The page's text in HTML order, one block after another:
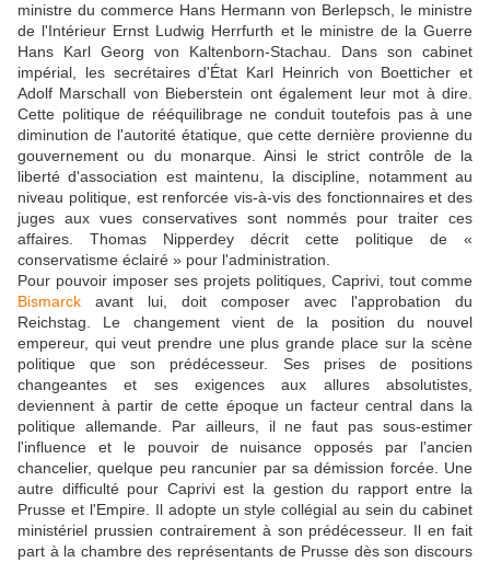
ministre du commerce Hans Hermann von Berlepsch, le ministre
de l'Intérieur Ernst Ludwig Herrfurth et le ministre de la Guerre
Hans Karl Georg von Kaltenborn-Stachau. Dans son cabinet
impérial, les secrétaires d'État Karl Heinrich von Boetticher et
Adolf Marschall von Bieberstein ont également leur mot à dire.
Cette politique de rééquilibrage ne conduit toutefois pas à une
diminution de l'autorité étatique, que cette dernière provienne du
gouvernement ou du monarque. Ainsi le strict contrôle de la
liberté d'association est maintenu, la discipline, notamment au
niveau politique, est renforcée vis-à-vis des fonctionnaires et des
juges aux vues conservatives sont nommés pour traiter ces
affaires. Thomas Nipperdey décrit cette politique de «
conservatisme éclairé » pour l'administration.
Pour pouvoir imposer ses projets politiques, Caprivi, tout comme
Bismarck avant lui, doit composer avec l'approbation du
Reichstag. Le changement vient de la position du nouvel
empereur, qui veut prendre une plus grande place sur la scène
politique que son prédécesseur. Ses prises de positions
changeantes et ses exigences aux allures absolutistes,
deviennent à partir de cette époque un facteur central dans la
politique allemande. Par ailleurs, il ne faut pas sous-estimer
l'influence et le pouvoir de nuisance opposés par l'ancien
chancelier, quelque peu rancunier par sa démission forcée. Une
autre difficulté pour Caprivi est la gestion du rapport entre la
Prusse et l'Empire. Il adopte un style collégial au sein du cabinet
ministériel prussien contrairement à son prédécesseur. Il en fait
part à la chambre des représentants de Prusse dès son discours